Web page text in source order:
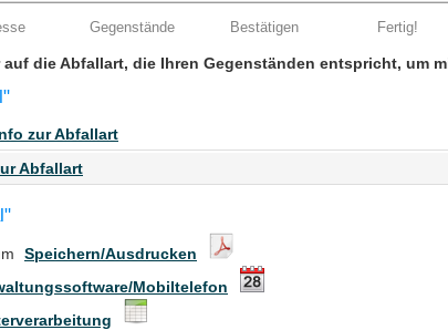
Gegenstände Bestätigen Fertig!
die Abfallart, die Ihren Gegenständen entspricht, um
zur Abfallart
Abfallart
Speichern/Ausdrucken
Mobiltelefon